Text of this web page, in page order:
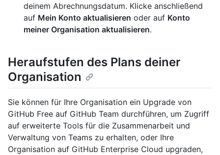
deinem Abrechnungsdatum. Klicke anschließend
auf Mein Konto aktualisieren oder auf Konto
meiner Organisation aktualisieren.
Heraufstufen des Plans deiner
Organisation
Sie können für Ihre Organisation ein Upgrade von
GitHub Free auf GitHub Team durchführen, um Zugriff
auf erweiterte Tools für die Zusammenarbeit und
Verwaltung von Teams zu erhalten, oder Ihre
Organisation auf GitHub Enterprise Cloud upgraden,